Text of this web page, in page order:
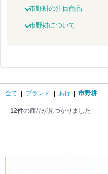
市野耕の注目商品
市野耕について
全て ブランド あ行 市野耕
12件の商品が見つかりました